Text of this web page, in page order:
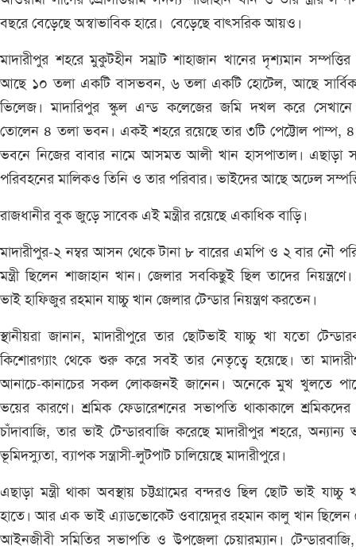
বছরে বেড়েছে অস্বাভাবিক হারে। বেড়েছে বাৎসরিক আয়ও।
মাদারীপুর শহরে মুকুটহীন সম্রাট শাহাজান খানের দৃশ্যমান সম্পত্তির
আছে ১০ তলা একটি বাসভবন, ৬ তলা একটি হোটেল, আছে
ভিলেজ। মাদারিপুর স্কুল এন্ড কলেজের জমি দখল করে
তোলেন ৪ তলা ভবন। একই শহরে রয়েছে তার ৩টি পেট্টোল পাম্প,
ভবনে নিজের বাবার নামে আসমত আলী খান হাসপাতাল। এছাড়া
পরিবহনের মালিকও তিনি ও তার পরিবার। ভাইদের আছে অঢেল
রাজধানীর বুক জুড়ে সাবেক এই মন্ত্রীর রয়েছে একাধিক বাড়ি।
মাদারীপুর-২ নম্বর আসন থেকে টানা ৮ বারের এমপি ও ২ বার নৌ
মন্ত্রী ছিলেন শাজাহান খান। জেলার সবকিছুই ছিল তাদের
ভাই হাফিজুর রহমান যাচ্চু খান জেলার টেন্ডার নিয়ন্ত্রণ করতেন।
স্থানীয়রা জানান, মাদারীপুরে তার ছোটভাই যাচ্চু খা যতো
কিশোরগ্যাং থেকে শুরু করে সবই তার নেতৃত্বে হয়েছে। তা
আনাচে-কানাচের সকল লোকজনই জানেন। অনেকে মুখ খুলতে
ভয়ের কারণে। শ্রমিক ফেডারেশনের সভাপতি থাকাকালে শ্রমিকদের
চাঁদাবাজি, তার ভাই টেন্ডারবাজি করেছে মাদারীপুর শহরে, অন্যান্য
ভূমিদস্যুতা, ব্যাপক সন্ত্রাসী-লুটপাট চালিয়েছে মাদারীপুরে।
এছাড়া মন্ত্রী থাকা অবস্থায় চট্টগ্রামের বন্দরও ছিল ছোট ভাই যাচ্চু
হাতে। আর এক ভাই এ্যাডভোকেট ওবায়েদুর রহমান কালু খান ছিলেন
আইনজীবী সমিতির সভাপতি ও উপজেলা চেয়ারম্যান।